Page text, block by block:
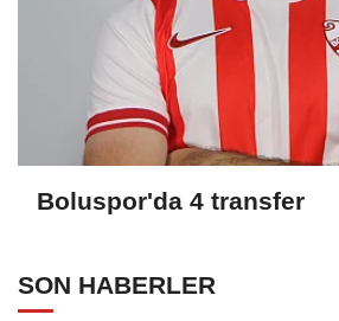
Boluspor'da 4 transfer
SON HABERLER